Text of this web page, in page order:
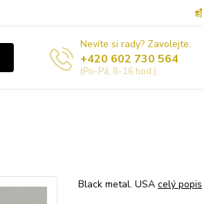
Nevíte si rady? Zavolejte.
+420 602 730 564
(Po-Pá, 8-16 hod.)
Black metal. USA celý popis